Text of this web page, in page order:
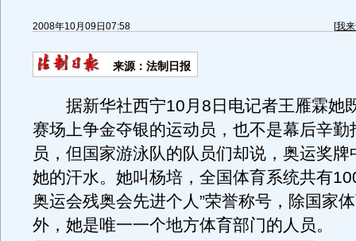
2008年10月09日07:58 [我
来源：法制日报
据新华社西宁10月8日电记者王雁霖她
赛场上争金夺银的运动员，也不是幕后辛勤
员，但国家游泳队的队员们却说，奥运奖牌
她的汗水。她叫杨培，全国体育系统共有
奥运会残奥会先进个人”荣誉称号，除国家
外，她是唯一一个地方体育部门的人员。